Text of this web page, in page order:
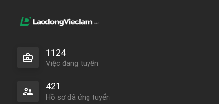
1124
Việc đang tuyển
421
Hồ sơ đã ứng tuyển